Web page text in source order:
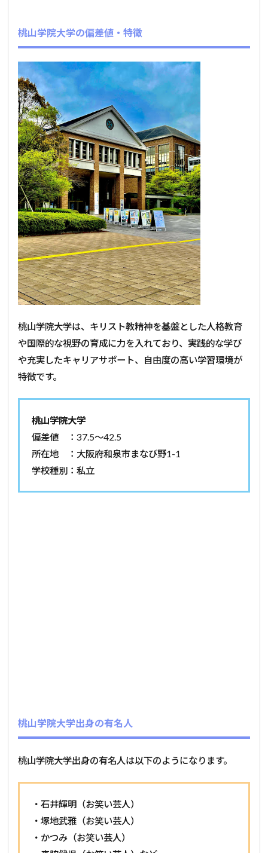
桃山学院大学の偏差値・特徴
桃山学院大学は、キリスト教精神を基盤とした人格教育
や国際的な視野の育成に力を入れており、実践的な学び
や充実したキャリアサポート、自由度の高い学習環境が
特徴です。
桃山学院大学
偏差値 ：37.5～42.5
所在地 ：大阪府和泉市まなび野1-1
学校種別：私立
桃山学院大学出身の有名人
桃山学院大学出身の有名人は以下のようになります。
・石井輝明（お笑い芸人）
・塚地武雅（お笑い芸人）
・かつみ（お笑い芸人）